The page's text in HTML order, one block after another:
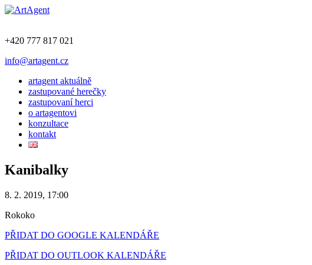
+420 777 817 021
info@artagent.cz
artagent aktuálně
zastupované herečky
zastupovaní herci
o artagentovi
konzultace
kontakt
Kanibalky
8. 2. 2019, 17:00
Rokoko
PŘIDAT DO GOOGLE KALENDÁŘE
PŘIDAT DO OUTLOOK KALENDÁŘE